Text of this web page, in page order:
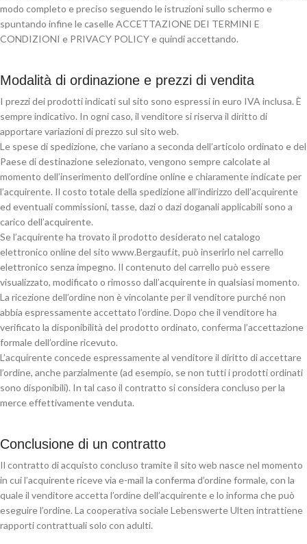
modo completo e preciso seguendo le istruzioni sullo schermo e
spuntando infine le caselle ACCETTAZIONE DEI TERMINI E
CONDIZIONI e PRIVACY POLICY e quindi accettando.
Modalità di ordinazione e prezzi di vendita
I prezzi dei prodotti indicati sul sito sono espressi in euro IVA inclusa. È
sempre indicativo. In ogni caso, il venditore si riserva il diritto di
apportare variazioni di prezzo sul sito web.
Le spese di spedizione, che variano a seconda dell’articolo ordinato e del
Paese di destinazione selezionato, vengono sempre calcolate al
momento dell’inserimento dell’ordine online e chiaramente indicate per
l’acquirente. Il costo totale della spedizione all’indirizzo dell’acquirente
ed eventuali commissioni, tasse, dazi o dazi doganali applicabili sono a
carico dell’acquirente.
Se l’acquirente ha trovato il prodotto desiderato nel catalogo
elettronico online del sito www.Bergauf.it, può inserirlo nel carrello
elettronico senza impegno. Il contenuto del carrello può essere
visualizzato, modificato o rimosso dall’acquirente in qualsiasi momento.
La ricezione dell’ordine non è vincolante per il venditore purché non
abbia espressamente accettato l’ordine. Dopo che il venditore ha
verificato la disponibilità del prodotto ordinato, conferma l’accettazione
formale dell’ordine ricevuto.
L’acquirente concede espressamente al venditore il diritto di accettare
l’ordine, anche parzialmente (ad esempio, se non tutti i prodotti ordinati
sono disponibili). In tal caso il contratto si considera concluso per la
merce effettivamente venduta.
Conclusione di un contratto
Il contratto di acquisto concluso tramite il sito web nasce nel momento
in cui l’acquirente riceve via e-mail la conferma d’ordine formale, con la
quale il venditore accetta l’ordine dell’acquirente e lo informa che può
eseguire l’ordine. La cooperativa sociale Lebenswerte Ulten intrattiene
rapporti contrattuali solo con adulti.